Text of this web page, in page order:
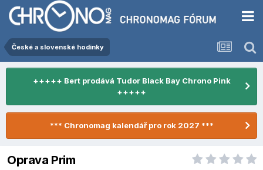
České a slovenské hodinky
+++++ Bert prodává Tudor Black Bay Chrono Pink
+++++
*** Chronomag kalendář pro rok 2027 ***
Oprava Prim